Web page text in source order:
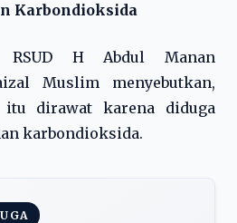
Karbondioksida
RSUD H Abdul Manan
Muslim menyebutkan,
itu dirawat karena diduga
karbondioksida.